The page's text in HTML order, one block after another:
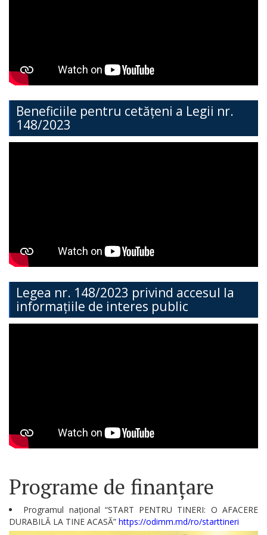
Cimișlia
Direcția
Economie,
Dezvoltare
Teritorială
Secția
Serviciul
Arhitectură,
și
Cadastru
Beneficiile pentru cetățeni a Legii nr.
148/2023
Legea nr. 148/2023 privind accesul la
informațiile de interes public
Programe de finanțare
Programul național “START PENTRU TINERI: O AFACERE
DURABILĂ LA TINE ACASĂ” https://odimm.md/ro/starttineri